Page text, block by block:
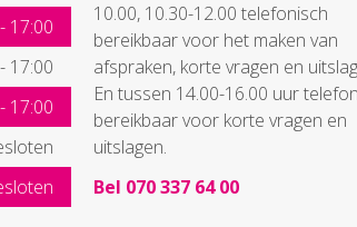
- 17:00
- 17:00
- 17:00
10.00, 10.30-12.00 telefonisch
bereikbaar voor het maken van
afspraken, korte vragen en
En tussen 14.00-16.00 uur
bereikbaar voor korte vragen en
uitslagen.
Bel 070 337 64 00